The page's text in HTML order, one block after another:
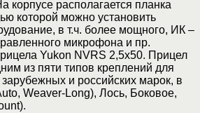
корпусе располагается планка
которой можно установить
в т.ч. более мощного, ИК –
микрофона и пр.
Yukon NVRS 2,5x50. Прицел
из пяти типов креплений для
и российских марок, в
Weaver-Long), Лось, Боковое,